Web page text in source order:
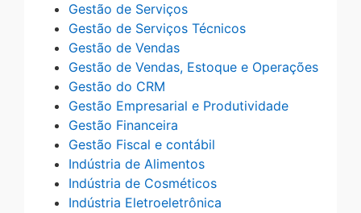
Gestão de Serviços
Gestão de Serviços Técnicos
Gestão de Vendas
Gestão de Vendas, Estoque e Operações
Gestão do CRM
Gestão Empresarial e Produtividade
Gestão Financeira
Gestão Fiscal e contábil
Indústria de Alimentos
Indústria de Cosméticos
Indústria Eletroeletrônica